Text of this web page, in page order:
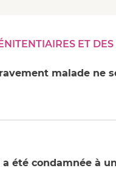
ET
malade ne
été condamnée à